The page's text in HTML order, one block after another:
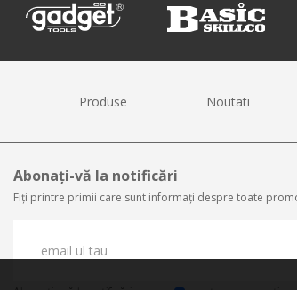
Produse Noutati
Abonați-vă la notificări
Fiți printre primii care sunt informați despre toate